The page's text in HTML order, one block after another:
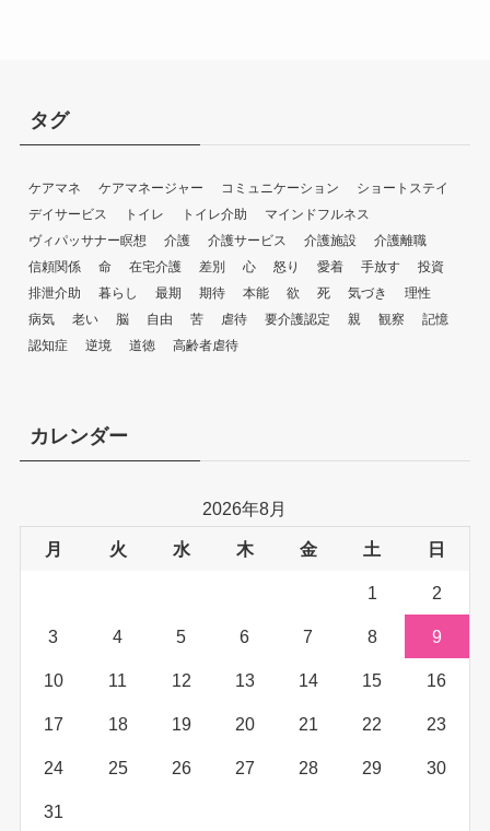
タグ
ケアマネ ケアマネージャー コミュニケーション
ショートステイ
デイサービス
トイレ トイレ介助
マインドフルネス
ヴィパッサナー瞑想
介護 介護サービス 介護施設
介護離職
信頼関係
命 在宅介護 差別 心 怒り 愛着 手放す
投資
排泄介助
暮らし 最期 期待 本能 欲 死 気づき
理性
病気
老い 脳 自由 苦 虐待 要介護認定 親 観察
記憶
認知症
逆境 道徳 高齢者虐待
カレンダー
2026年8月
月 火 水 木 金 土 日
1 2
3 4 5 6 7 8 9
10 11 12 13 14 15 16
17 18 19 20 21 22 23
24 25 26 27 28 29 30
31